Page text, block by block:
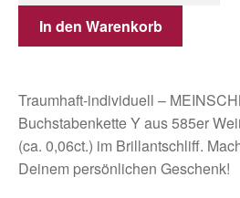
In den Warenkorb
Traumhaft-individuell –
Buchstabenkette Y aus 585er
(ca. 0,06ct.) im Brillantschliff.
Deinem persönlichen Geschenk!